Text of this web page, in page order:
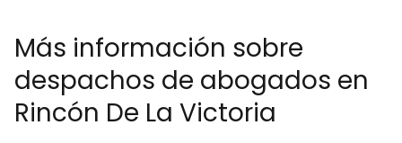
Más información sobre
despachos de abogados en
Rincón De La Victoria